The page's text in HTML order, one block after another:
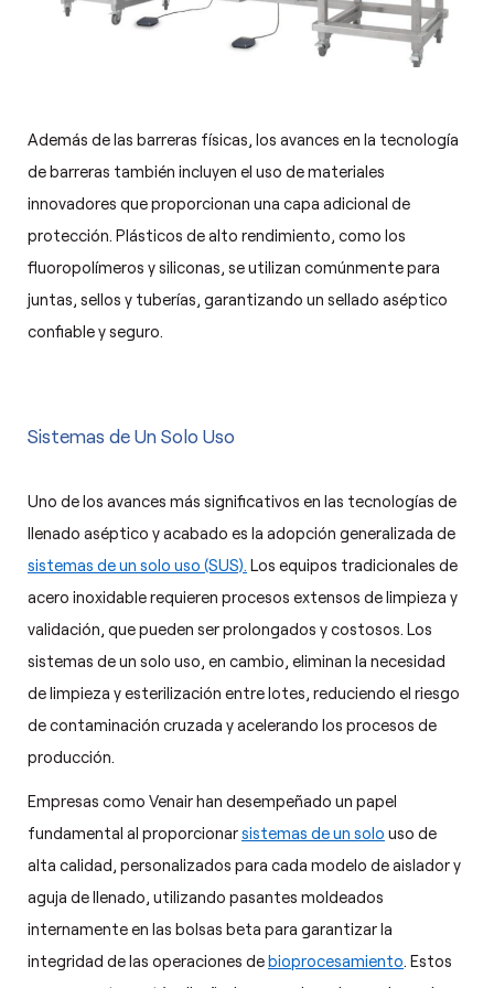
Además de las barreras físicas, los avances en la tecnología
de barreras también incluyen el uso de materiales
innovadores que proporcionan una capa adicional de
protección. Plásticos de alto rendimiento, como los
fluoropolímeros y siliconas, se utilizan comúnmente para
juntas, sellos y tuberías, garantizando un sellado aséptico
confiable y seguro.
Sistemas de Un Solo Uso
Uno de los avances más significativos en las tecnologías de
llenado aséptico y acabado es la adopción generalizada de
sistemas de un solo uso (SUS). Los equipos tradicionales de
acero inoxidable requieren procesos extensos de limpieza y
validación, que pueden ser prolongados y costosos. Los
sistemas de un solo uso, en cambio, eliminan la necesidad
de limpieza y esterilización entre lotes, reduciendo el riesgo
de contaminación cruzada y acelerando los procesos de
producción.
Empresas como Venair han desempeñado un papel
fundamental al proporcionarsistemas de un solo uso de
alta calidad, personalizados para cada modelo de aislador y
aguja de llenado, utilizando pasantes moldeados
internamente en las bolsas beta para garantizar la
integridad de las operaciones debioprocesamiento. Estos